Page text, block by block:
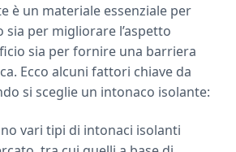
è un materiale essenziale per
sia per migliorare l’aspetto
sia per fornire una barriera
Ecco alcuni fattori chiave da
si sceglie un intonaco isolante:
vari tipi di intonaci isolanti